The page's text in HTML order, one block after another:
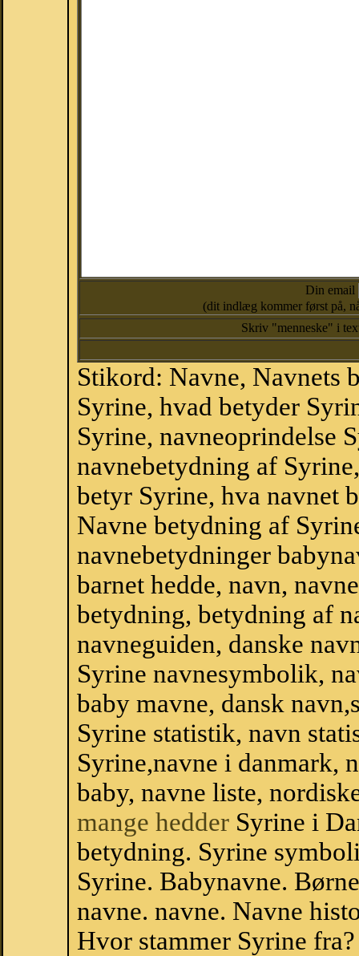
Din email
(dit indlæg kommer først på,
Skriv "menneske" i
Stikord: Navne, Navnets
Syrine, hvad betyder
Syrine, navneoprindelse
navnebetydning af
betyr Syrine, hva navnet
Navne betydning af
navnebetydninger
barnet hedde, navn,
betydning, betydning af
navneguiden, danske
Syrine navnesymbolik,
baby mavne, dansk
Syrine statistik, navn
Syrine,navne i danmark,
baby, navne liste,
mange hedder Syrine i
betydning. Syrine
Syrine. Babynavne.
navne. navne. Navne
Hvor stammer Syrine fra?